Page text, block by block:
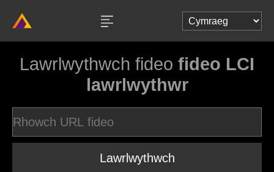
Lawrlwythwch fideo fideo LCI
lawrlwythwr
Lawrlwythwch